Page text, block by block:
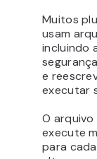
Muitos
usam
incluindo
e
executar
O arquivo
execute
para